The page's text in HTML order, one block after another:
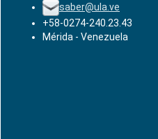
saber@ula.ve
+58-0274-240.23.43
Mérida - Venezuela